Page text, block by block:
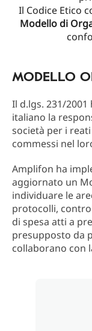
Il Codice Etico
Modello di
MODELLO
Il d.lgs. 231/
italiano la
società per i
commessi nel
Amplifon ha
aggiornato un
individuare le
protocolli,
di spesa atti a
presupposto da
collaborano con